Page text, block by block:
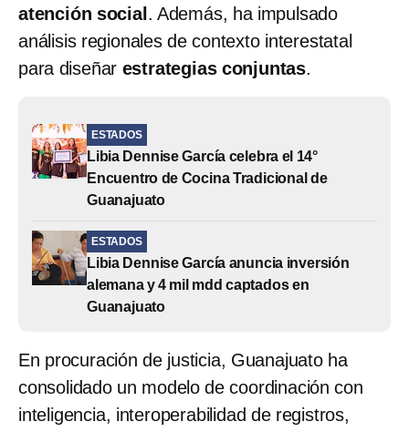
atención social . Además, ha impulsado
análisis regionales de contexto interestatal
para diseñar estrategias conjuntas.
ESTADOS
Libia Dennise García celebra el 14°
Encuentro de Cocina Tradicional de
Guanajuato
ESTADOS
Libia Dennise García anuncia inversión
alemana y 4 mil mdd captados en
Guanajuato
En procuración de justicia, Guanajuato ha
consolidado un modelo de coordinación con
inteligencia, interoperabilidad de registros,